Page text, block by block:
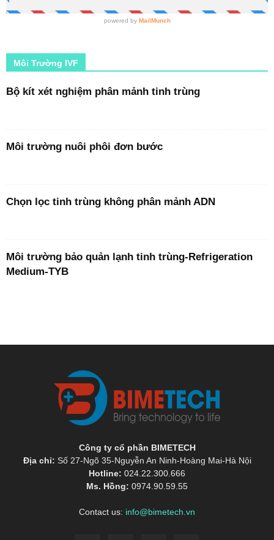
Môi Trường IVF
Bộ kít xét nghiệm phân mảnh tinh trùng
Môi trường nuôi phôi đơn bước
Chọn lọc tinh trùng không phân mảnh ADN
Môi trường bảo quản lạnh tinh trùng-Refrigeration
Medium-TYB
Công ty cổ phần BIMETECH
Địa chỉ: Số 27-Ngõ 35-Nguyễn An Ninh-Hoàng Mai-Hà Nội
Hotline: 024.22.300.666
Ms. Hồng: 0974.90.59.55
Contact us: info@bimetech.vn